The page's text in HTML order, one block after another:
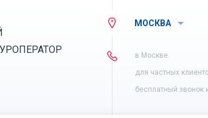
МОСКВА
в Москве
для частных
бесплатный звонок